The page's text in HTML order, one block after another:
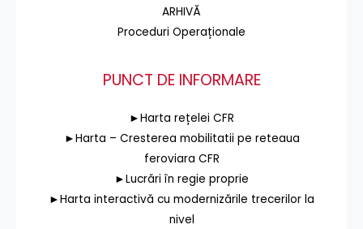
ARHIVĂ
Proceduri Operaționale
PUNCT DE INFORMARE
►Harta rețelei CFR
►Harta – Cresterea mobilitatii pe reteaua
feroviara CFR
►Lucrări în regie proprie
►Harta interactivă cu modernizările trecerilor la
nivel